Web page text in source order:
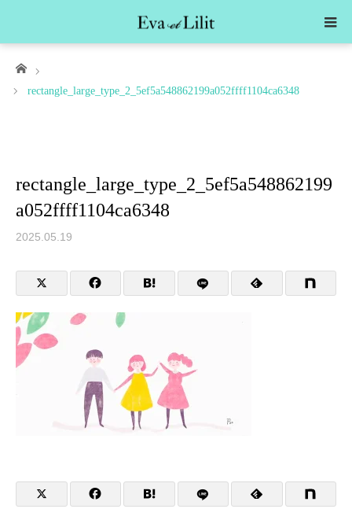
ホーム
rectangle_large_type_2_5ef5a548862199a052ffff1104ca6348
rectangle_large_type_2_5ef5a548862199
a052ffff1104ca6348
2025.05.19